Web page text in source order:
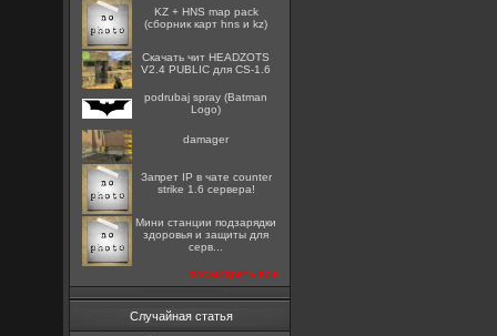
KZ + HNS map pack
(сборник карт hns и kz)
Скачать чит HEADZOTS
V2.4 PUBLIC для CS-1.6
podrubaj spray (Batman
Logo)
damager
Запрет IP в чате counter
strike 1.6 сервера!
Мини станции подзарядки
здоровья и защиты для
серв...
посмотреть все
Случайная статья